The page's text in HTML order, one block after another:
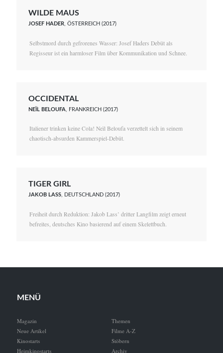
WILDE MAUS
JOSEF HADER, ÖSTERREICH (2017)
Selbstmord durch gefrorenes Wasser: Josef Haders Debüt als
Regisseur ist ein harmloser Film über Kommunikation und Schnee.
OCCIDENTAL
NEÏL BELOUFA , FRANKREICH (2017)
Italiener trinken keine Cola! Neïl Beloufa verzettelt sich in seinem
chaotisch-absurden Kammerspiel-Debüt.
TIGER GIRL
JAKOB LASS , DEUTSCHLAND (2017)
Freiheit durch Reduktion: Jakob Lass’ dritter Langfilm zeigt erneut
befreites, deutsches Kino basierend auf einem Skelettbuch.
MENÜ
Magazin
Neue Artikel
Kinostarts
Heimkinostarts
Themen
Filme A-Z
Stöbern
Archiv